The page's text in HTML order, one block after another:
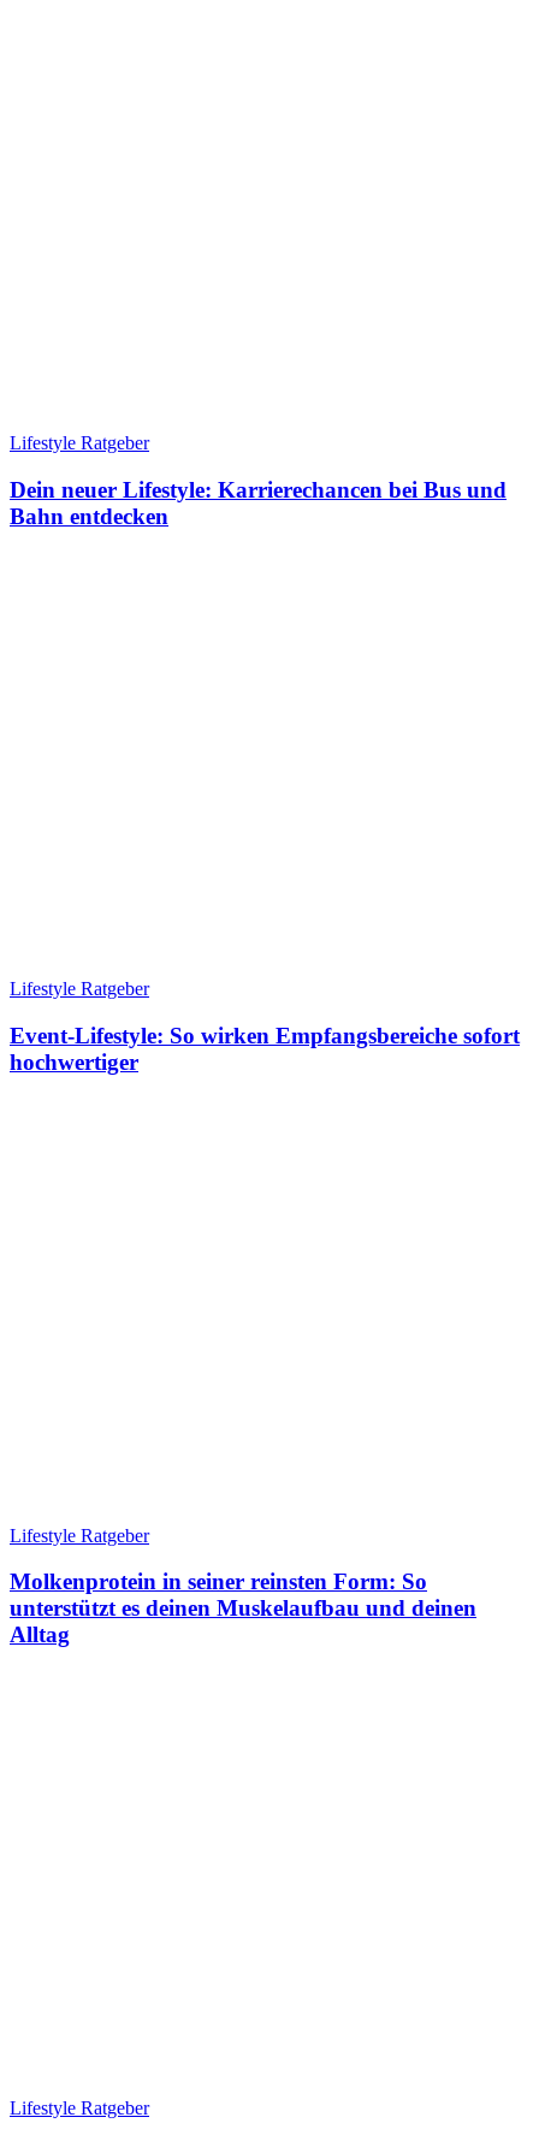
Lifestyle Ratgeber
Dein neuer Lifestyle: Karrierechancen bei Bus und
Bahn entdecken
Lifestyle Ratgeber
Event-Lifestyle: So wirken Empfangsbereiche sofort
hochwertiger
Lifestyle Ratgeber
Molkenprotein in seiner reinsten Form: So
unterstützt es deinen Muskelaufbau und deinen
Alltag
Lifestyle Ratgeber